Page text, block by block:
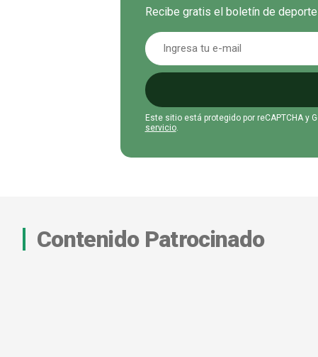
Recibe gratis el boletín de
Este sitio está protegido por reCAPTCHA y
servicio.
Contenido Patrocinado